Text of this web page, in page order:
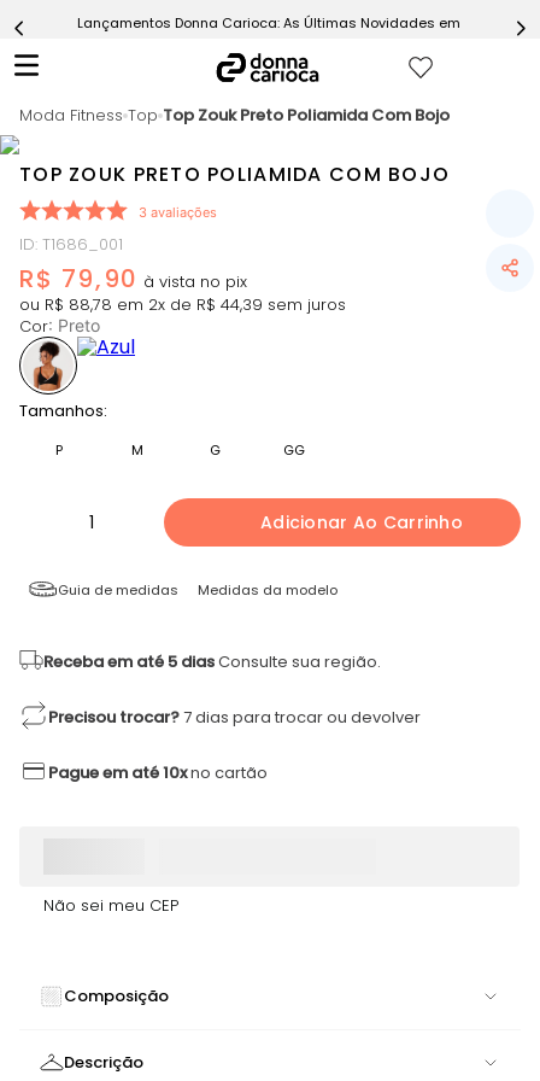
Lançamentos Donna Carioca: As Últimas Novidades em Moda
Moda Fitness Top Top Zouk Preto Poliamida Com Bojo
TOP ZOUK PRETO POLIAMIDA COM BOJO
3 avaliações
ID: T1686_001
R$ 79,90
ou R$ 88,78 em 2x de R$ 44,39 sem juros
Cor: Preto
Tamanhos:
P M G GG
1 Adicionar Ao Carrinho
Guia de medidas Medidas da modelo
Receba em até 5 diasConsulte sua região.
Precisou trocar?7 dias para trocar ou devolver
Pague em até 10xno cartão
Não sei meu CEP
Composição
Descrição
Calça
7º Epic Vermelho
9º
Challenge Azul
10ºUltimate Rosa